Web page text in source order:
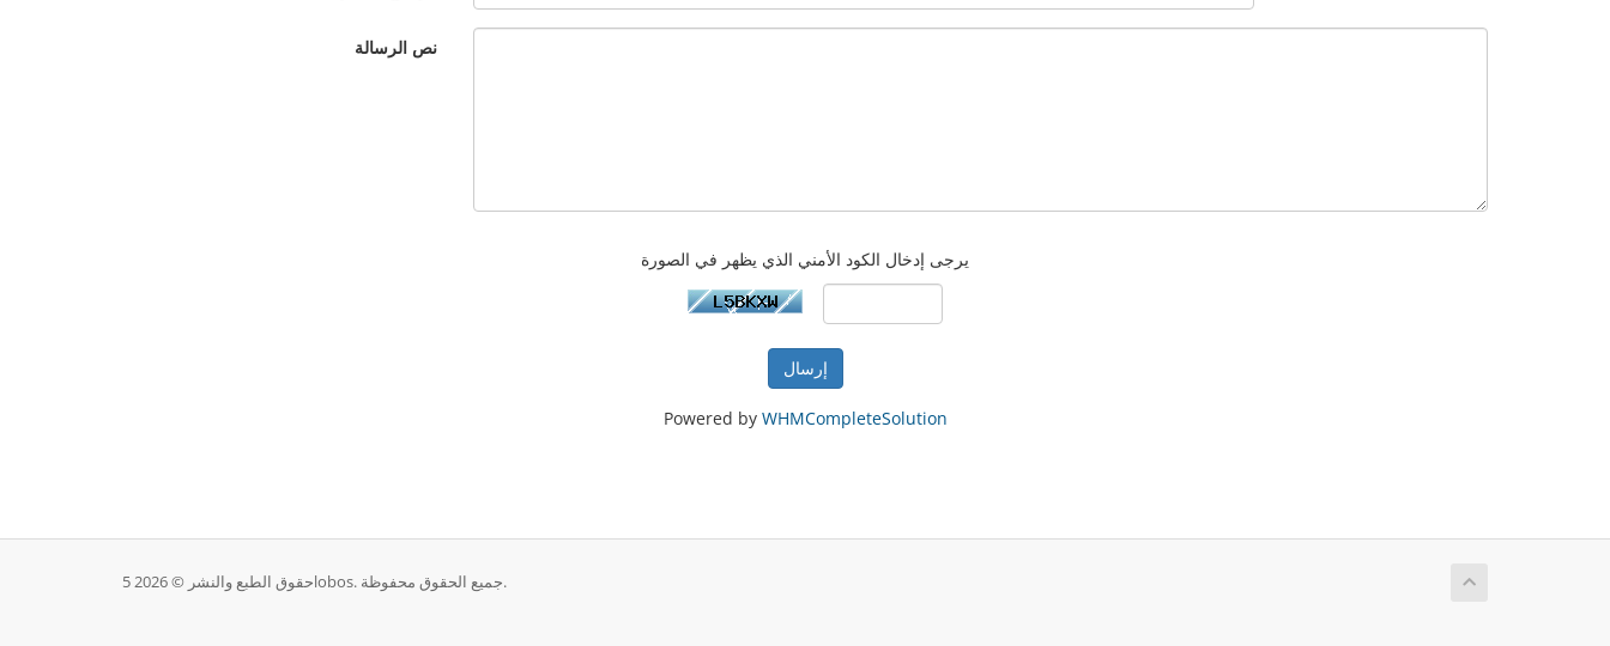
نص الرسالة
يرجى إدخال الكود الأمني الذي يظهر في الصورة
إرسال
Powered by WHMCompleteSolution
حقوق الطبع والنشر © 2026 5lobos. جميع الحقوق محفوظة.